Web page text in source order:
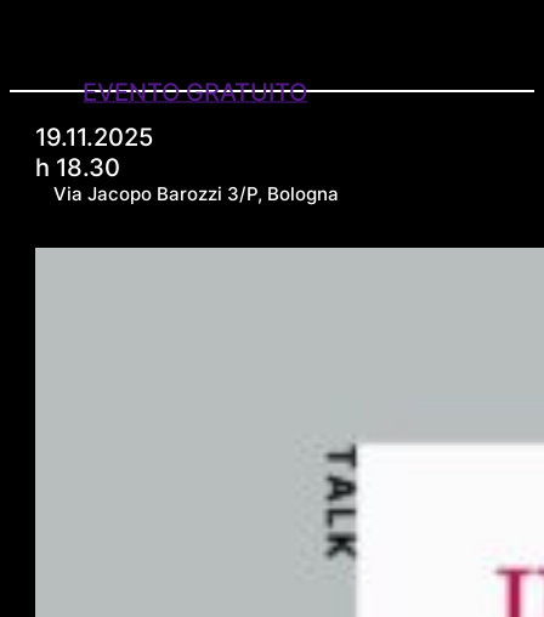
EVENTO GRATUITO
19.11.2025
h 18.30
Via Jacopo Barozzi 3/P, Bologna